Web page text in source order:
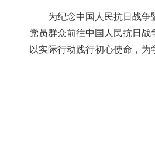
为纪念中国人民抗日战争
党员群众前往中国人民抗日战
以实际行动践行初心使命，